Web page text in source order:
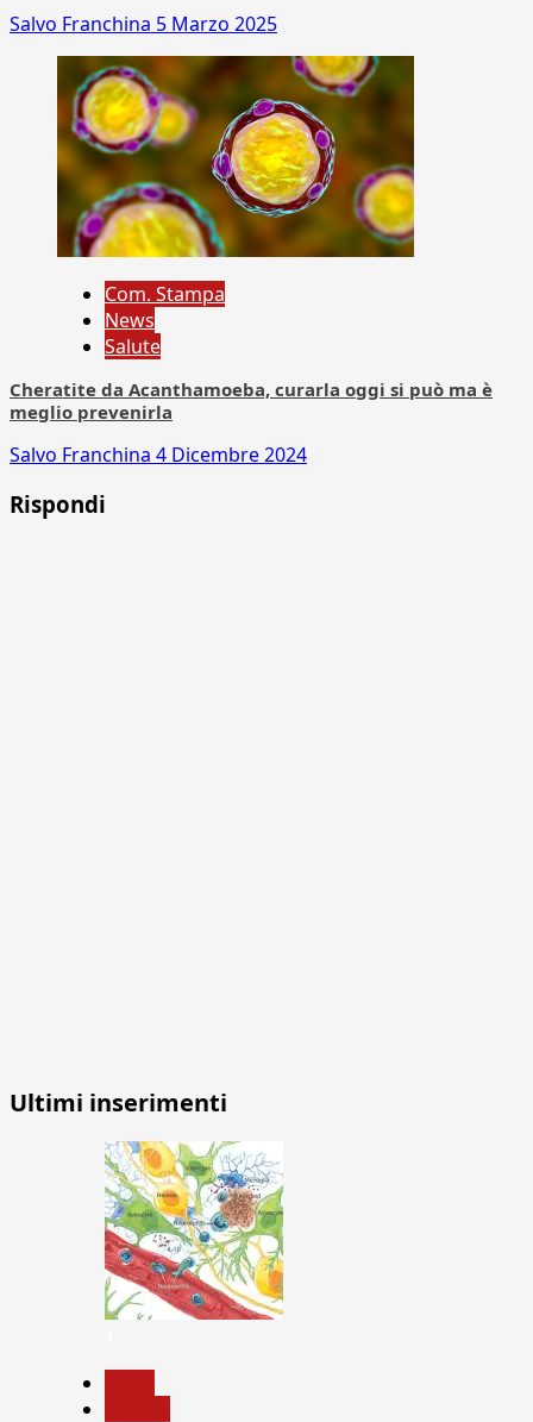
Salvo Franchina 5 Marzo 2025
Com. Stampa
News
Salute
Cheratite da Acanthamoeba, curarla oggi si può ma è
meglio prevenirla
Salvo Franchina 4 Dicembre 2024
Rispondi
Ultimi inserimenti